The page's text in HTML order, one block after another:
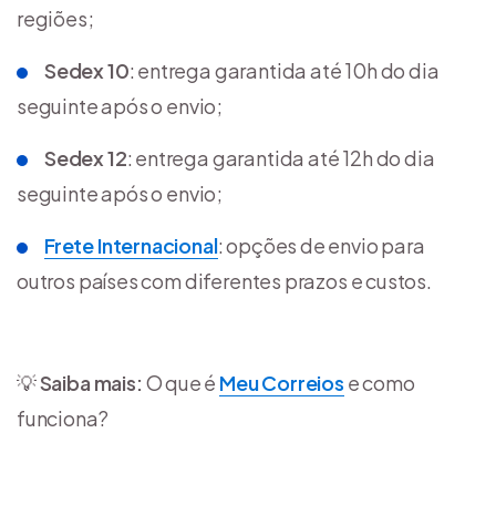
regiões;
Sedex 10: entrega garantida até 10h do dia
seguinte após o envio;
Sedex 12: entrega garantida até 12h do dia
seguinte após o envio;
Frete Internacional: opções de envio para
outros países com diferentes prazos e custos.
💡Saiba mais: O que é Meu Correios e como
funciona?